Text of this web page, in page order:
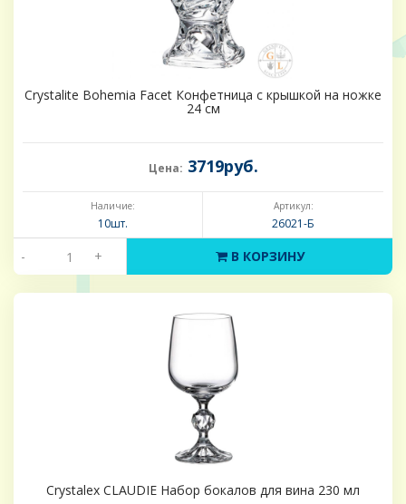
Crystalite Bohemia Facet Конфетница с крышкой на ножке
24 см
Цена: 3719руб.
Наличие:
10шт.
Артикул:
26021-Б
- + В КОРЗИНУ
Crystalex CLAUDIE Набор бокалов для вина 230 мл